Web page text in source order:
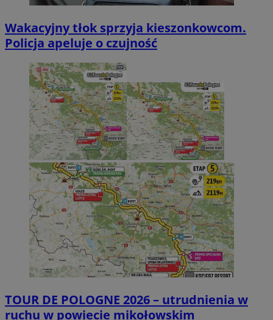
Wakacyjny tłok sprzyja kieszonkowcom.
Policja apeluje o czujność
TOUR DE POLOGNE 2026 – utrudnienia w
ruchu w powiecie mikołowskim